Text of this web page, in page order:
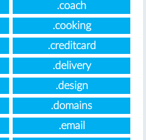
.coach
.cooking
.creditcard
.delivery
.design
.domains
.email